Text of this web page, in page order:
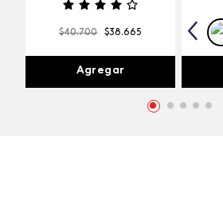
$40.700 $38.665
Agregar